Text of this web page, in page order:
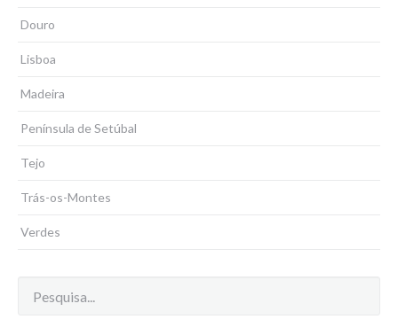
Douro
Lisboa
Madeira
Península de Setúbal
Tejo
Trás-os-Montes
Verdes